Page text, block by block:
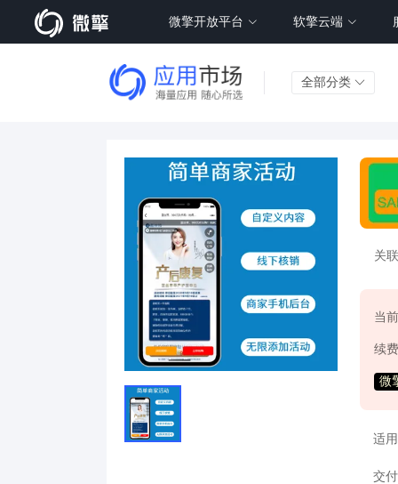
微擎开放平台 软擎云端
全部分类
关
当
续
微
适
交